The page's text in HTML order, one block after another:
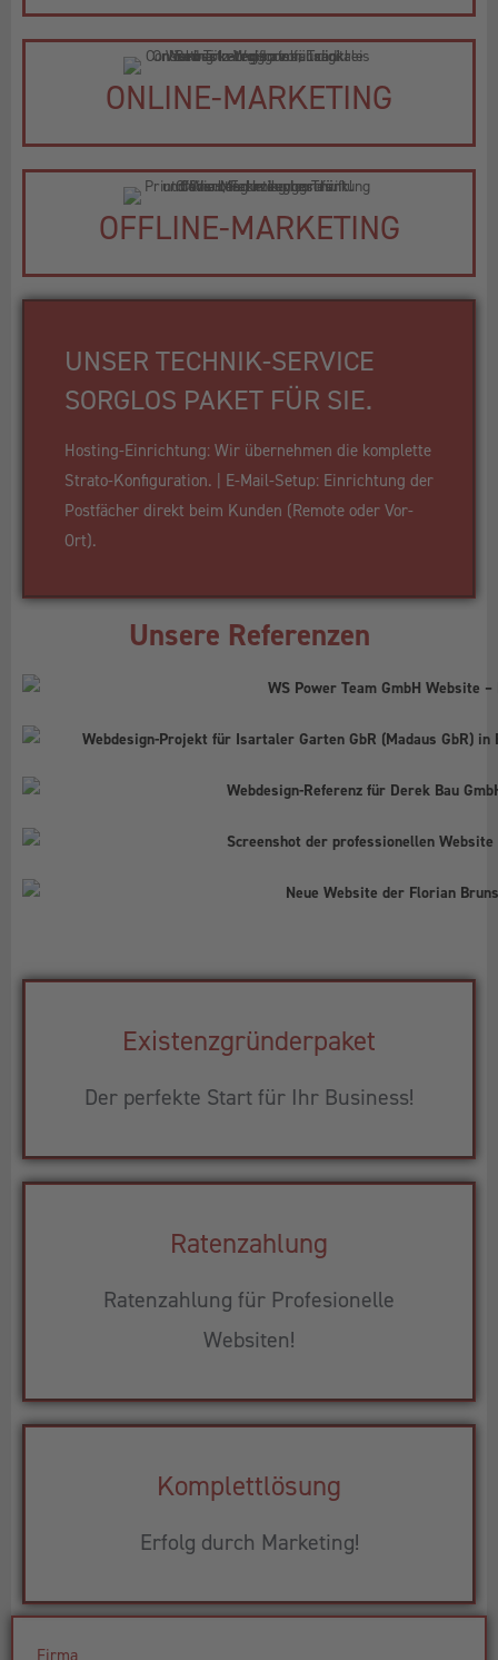
ONLINE-MARKETING
OFFLINE-MARKETING
UNSER TECHNIK-SERVICE
SORGLOS PAKET FÜR SIE.
Hosting-Einrichtung: Wir übernehmen die komplette
Strato-Konfiguration. | E-Mail-Setup: Einrichtung der
Postfächer direkt beim Kunden (Remote oder Vor-
Ort).
Unsere Referenzen
Existenzgründerpaket
Der perfekte Start für Ihr Business!
Ratenzahlung
Ratenzahlung für Profesionelle
Websiten!
Komplettlösung
Erfolg durch Marketing!
Firma